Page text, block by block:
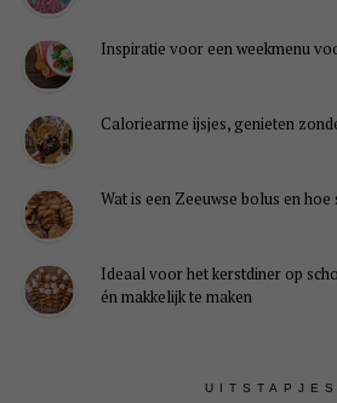
Inspiratie voor een weekmenu
Caloriearme ijsjes, genieten
Wat is een Zeeuwse bolus en hoe
Ideaal voor het kerstdiner op
én makkelijk te maken
UITSTAPJES